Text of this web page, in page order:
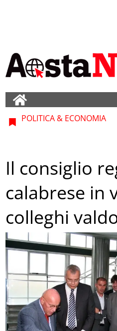
POLITICA & ECONOMIA
Il consiglio
calabrese in
colleghi